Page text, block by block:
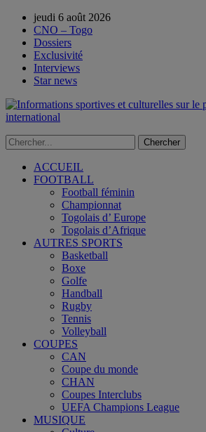
jeudi 6 août 2026
CNO – Togo
Dossiers
Exclusivité
Interviews
Star news
international
ACCUEIL
FOOTBALL
Football féminin
Championnat
Togolais d’ Europe
Togolais d’Afrique
AUTRES SPORTS
Basketball
Boxe
Golfe
Handball
Rugby
Tennis
Volleyball
COUPES
CAN
Coupe du monde
CHAN
Coupes Interclubs
UEFA Champions League
MUSIQUE